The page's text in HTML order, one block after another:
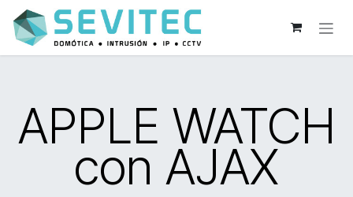
Ir al contenido
APPLE WATCH
con AJAX